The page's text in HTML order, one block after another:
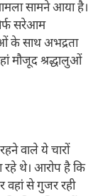
सामने आया है।
सरेआम
के साथ अभद्रता
मौजूद श्रद्धालुओं
वाले ये चारों
रहे थे। आरोप है कि
से गुजर रही